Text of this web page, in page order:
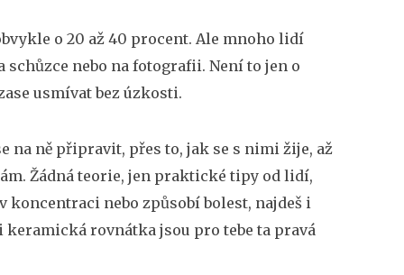
o 20 až 40 procent. Ale mnoho lidí
schůzce nebo na fotografii. Není to jen o
usmívat bez úzkosti.
na ně připravit, přes to, jak se s nimi žije, až
Žádná teorie, jen praktické tipy od lidí,
koncentraci nebo způsobí bolest, najdeš i
keramická rovnátka jsou pro tebe ta pravá